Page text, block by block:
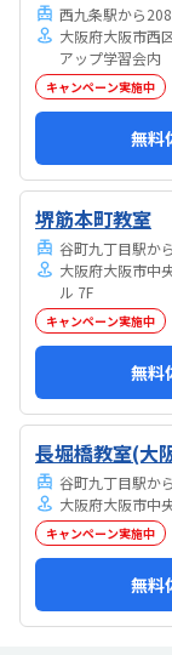
西九条駅から
大阪府大阪市西
アップ学習会内
キャンペーン実施中
無料
堺筋本町教室
谷町九丁目駅か
大阪府大阪市中
ル 7F
キャンペーン実施中
無料
長堀橋教室(大
谷町九丁目駅か
大阪府大阪市中
キャンペーン実施中
無料